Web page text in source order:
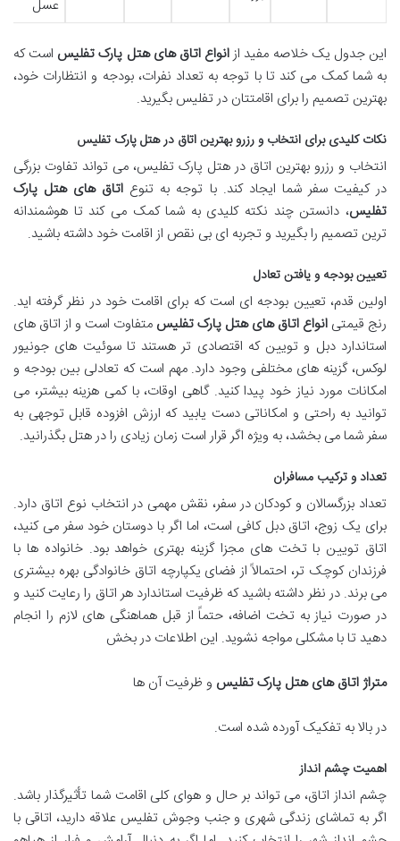
عسل
این جدول یک خلاصه مفید ازانواع اتاق های هتل پارک تفلیس است که
به شما کمک می کند تا با توجه به تعداد نفرات، بودجه و انتظارات خود،
بهترین تصمیم را برای اقامتتان در تفلیس بگیرید.
نکات کلیدی برای انتخاب و رزرو بهترین اتاق در هتل پارک تفلیس
انتخاب و رزرو بهترین اتاق در هتل پارک تفلیس، می تواند تفاوت بزرگی
در کیفیت سفر شما ایجاد کند. با توجه به تنوع اتاق های هتل پارک
تفلیس، دانستن چند نکته کلیدی به شما کمک می کند تا هوشمندانه
ترین تصمیم را بگیرید و تجربه ای بی نقص از اقامت خود داشته باشید.
تعیین بودجه و یافتن تعادل
اولین قدم، تعیین بودجه ای است که برای اقامت خود در نظر گرفته اید.
رنج قیمتی انواع اتاق های هتل پارک تفلیس متفاوت است و از اتاق های
استاندارد دبل و تویین که اقتصادی تر هستند تا سوئیت های جونیور
لوکس، گزینه های مختلفی وجود دارد. مهم است که تعادلی بین بودجه و
امکانات مورد نیاز خود پیدا کنید. گاهی اوقات، با کمی هزینه بیشتر، می
توانید به راحتی و امکاناتی دست یابید که ارزش افزوده قابل توجهی به
سفر شما می بخشد، به ویژه اگر قرار است زمان زیادی را در هتل بگذرانید.
تعداد و ترکیب مسافران
تعداد بزرگسالان و کودکان در سفر، نقش مهمی در انتخاب نوع اتاق دارد.
برای یک زوج، اتاق دبل کافی است، اما اگر با دوستان خود سفر می کنید،
اتاق تویین با تخت های مجزا گزینه بهتری خواهد بود. خانواده ها با
فرزندان کوچک تر، احتمالاً از فضای یکپارچه اتاق خانوادگی بهره بیشتری
می برند. در نظر داشته باشید که ظرفیت استاندارد هر اتاق را رعایت کنید و
در صورت نیاز به تخت اضافه، حتماً از قبل هماهنگی های لازم را انجام
دهید تا با مشکلی مواجه نشوید. این اطلاعات در بخش
متراژ اتاق های هتل پارک تفلیس و ظرفیت آن ها
در بالا به تفکیک آورده شده است.
اهمیت چشم انداز
چشم انداز اتاق، می تواند بر حال و هوای کلی اقامت شما تأثیرگذار باشد.
اگر به تماشای زندگی شهری و جنب وجوش تفلیس علاقه دارید، اتاقی با